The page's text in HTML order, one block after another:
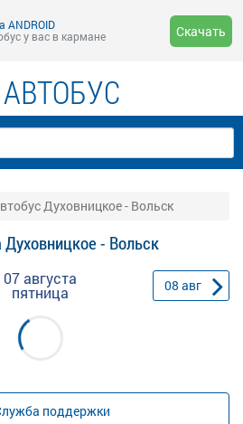
у вас в кармане
Скачать
Духовницкое - Вольск
Духовницкое - Вольск
07 августа
пятница 08 авг
поддержки